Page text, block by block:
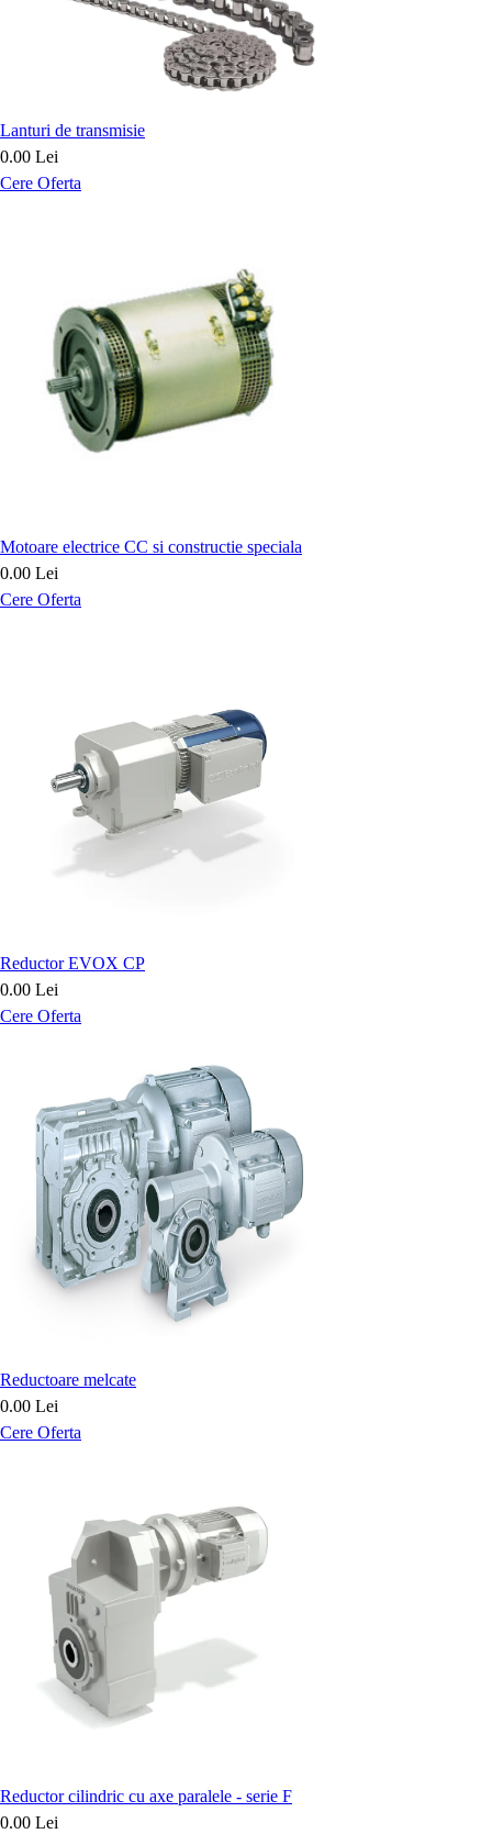
Lanturi de transmisie
0.00 Lei
Cere Oferta
Motoare electrice CC si constructie speciala
0.00 Lei
Cere Oferta
Reductor EVOX CP
0.00 Lei
Cere Oferta
Reductoare melcate
0.00 Lei
Cere Oferta
Reductor cilindric cu axe paralele - serie F
0.00 Lei